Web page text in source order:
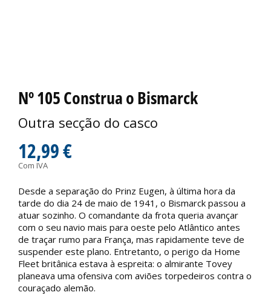
Nº 105 Construa o Bismarck
Outra secção do casco
12,99 €
Com IVA
Desde a separação do Prinz Eugen, à última hora da
tarde do dia 24 de maio de 1941, o Bismarck passou a
atuar sozinho. O comandante da frota queria avançar
com o seu navio mais para oeste pelo Atlântico antes
de traçar rumo para França, mas rapidamente teve de
suspender este plano. Entretanto, o perigo da Home
Fleet britânica estava à espreita: o almirante Tovey
planeava uma ofensiva com aviões torpedeiros contra o
couraçado alemão.